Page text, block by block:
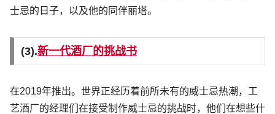
士忌的日子，以及他的同伴丽塔。
(3).新一代酒厂的挑战书
在2019年推出。世界正经历着前所未有的威士忌热潮，工
艺酒厂的经理们在接受制作威士忌的挑战时，他们在想些什